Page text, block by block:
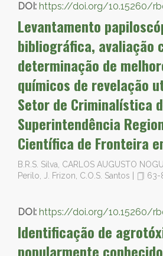
DOI: https://doi.org/10.15260/
Levantamento
bibliográfica, avaliação
determinação de
químicos de revelação
Setor de Criminalística
Superintendência
Científica de Fronteira
B.R.S. Silva, CARLOS AUGUSTO
Perilo, J. Frizon, C.O.S. Santos
63-
DOI: https://doi.org/10.15260/
Identificação de
popularmente